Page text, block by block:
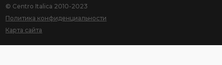
© Centro Italica 2010-2023
Политика конфиденциальности
Карта сайта